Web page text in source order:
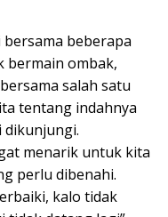
beberapa
bermain ombak,
salah satu
tentang indahnya
dikunjungi.
menarik untuk kita
perlu dibenahi.
kalo tidak